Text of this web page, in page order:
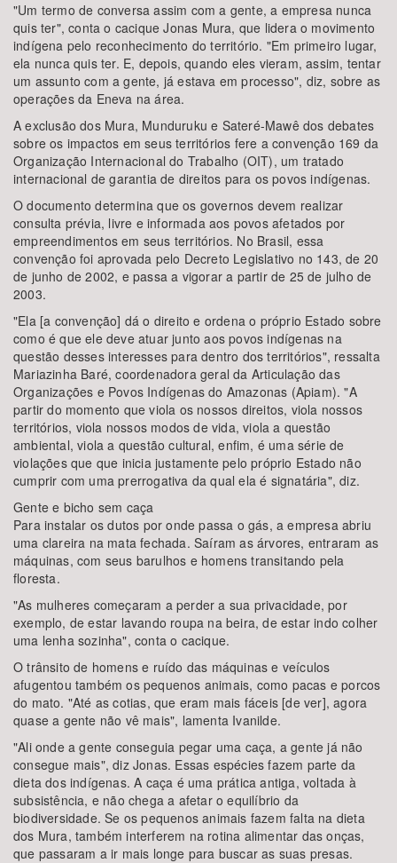
"Um termo de conversa assim com a gente, a empresa nunca
quis ter", conta o cacique Jonas Mura, que lidera o movimento
indígena pelo reconhecimento do território. "Em primeiro lugar,
ela nunca quis ter. E, depois, quando eles vieram, assim, tentar
um assunto com a gente, já estava em processo", diz, sobre as
operações da Eneva na área.
A exclusão dos Mura, Munduruku e Sateré-Mawê dos debates
sobre os impactos em seus territórios fere a convenção 169 da
Organização Internacional do Trabalho (OIT), um tratado
internacional de garantia de direitos para os povos indígenas.
O documento determina que os governos devem realizar
consulta prévia, livre e informada aos povos afetados por
empreendimentos em seus territórios. No Brasil, essa
convenção foi aprovada pelo Decreto Legislativo no 143, de 20
de junho de 2002, e passa a vigorar a partir de 25 de julho de
2003.
"Ela [a convenção] dá o direito e ordena o próprio Estado sobre
como é que ele deve atuar junto aos povos indígenas na
questão desses interesses para dentro dos territórios", ressalta
Mariazinha Baré, coordenadora geral da Articulação das
Organizações e Povos Indígenas do Amazonas (Apiam). "A
partir do momento que viola os nossos direitos, viola nossos
territórios, viola nossos modos de vida, viola a questão
ambiental, viola a questão cultural, enfim, é uma série de
violações que que inicia justamente pelo próprio Estado não
cumprir com uma prerrogativa da qual ela é signatária", diz.
Gente e bicho sem caça
Para instalar os dutos por onde passa o gás, a empresa abriu
uma clareira na mata fechada. Saíram as árvores, entraram as
máquinas, com seus barulhos e homens transitando pela
floresta.
"As mulheres começaram a perder a sua privacidade, por
exemplo, de estar lavando roupa na beira, de estar indo colher
uma lenha sozinha", conta o cacique.
O trânsito de homens e ruído das máquinas e veículos
afugentou também os pequenos animais, como pacas e porcos
do mato. "Até as cotias, que eram mais fáceis [de ver], agora
quase a gente não vê mais", lamenta Ivanilde.
"Ali onde a gente conseguia pegar uma caça, a gente já não
consegue mais", diz Jonas. Essas espécies fazem parte da
dieta dos indígenas. A caça é uma prática antiga, voltada à
subsistência, e não chega a afetar o equilíbrio da
biodiversidade. Se os pequenos animais fazem falta na dieta
dos Mura, também interferem na rotina alimentar das onças,
que passaram a ir mais longe para buscar as suas presas.